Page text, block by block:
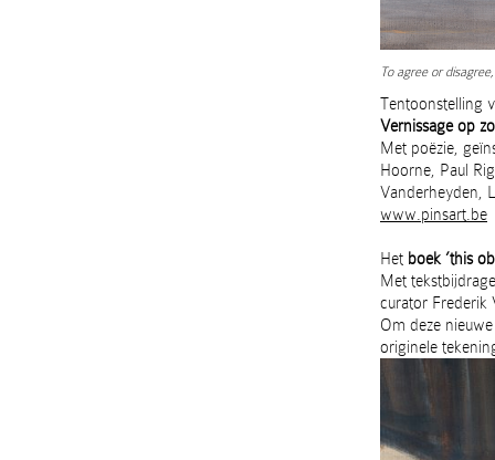
To agree or
Tentoonstelling
Vernissage op
Met poëzie,
Hoorne, Paul
Vanderheyden,
www.pinsart.be
Het boek ’this
Met
curator Frederik
Om deze
originele